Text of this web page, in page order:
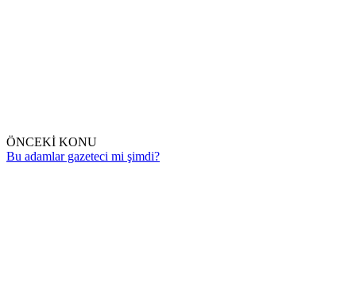
ÖNCEKİ KONU
Bu adamlar gazeteci mi şimdi?